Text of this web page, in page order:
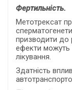
Фертильність.
Метотрексат
призводити до
ефекти можуть
лікування.
Здатність